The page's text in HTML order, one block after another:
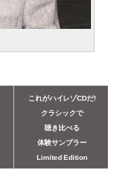
これがハイレゾCDだ!
クラシックで
聴き比べる
体験サンプラー
Limited Edition